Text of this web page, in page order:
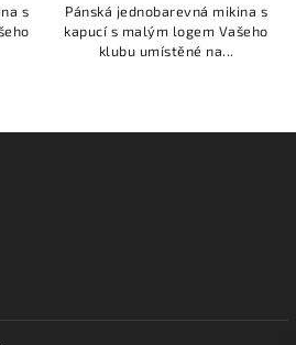
s
Pánská jednobarevná mikina s
kapucí s malým logem Vašeho
klubu umístěné na...